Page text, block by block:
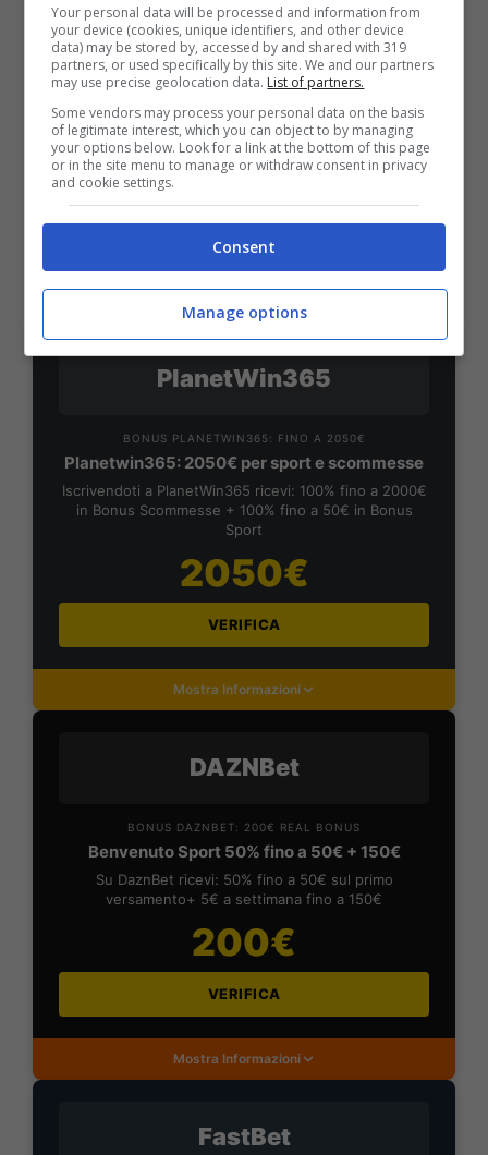
SNAI
Bonus Benvenuto Sport: fino a 1.000€
50% sul deposito fino a 50€
1000€
PlanetWin365
BONUS PLANETWIN365: FINO A 2050€
Planetwin365: 2050€ per sport e scommesse
Iscrivendoti a PlanetWin365 ricevi: 100% fino a 2000€
in Bonus Scommesse + 100% fino a 50€ in Bonus
Sport
2050€
VERIFICA
Mostra Informazioni
DAZNBet
BONUS DAZNBET: 200€ REAL BONUS
Benvenuto Sport 50% fino a 50€ + 150€
Su DaznBet ricevi: 50% fino a 50€ sul primo
versamento+ 5€ a settimana fino a 150€
200€
VERIFICA
Mostra Informazioni
FastBet
Your personal data will be processed and information from
your device (cookies, unique identifiers, and other device
data) may be stored by, accessed by and shared with 319
partners, or used specifically by this site. We and our partners
may use precise geolocation data. List of partners.
Some vendors may process your personal data on the basis
of legitimate interest, which you can object to by managing
your options below. Look for a link at the bottom of this page
or in the site menu to manage or withdraw consent in privacy
and cookie settings.
Consent
Manage options